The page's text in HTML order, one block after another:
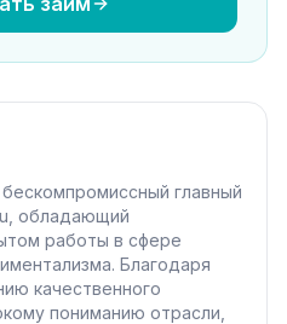
главный
обладающий
работы в сфере
Благодаря
качественного
пониманию отрасли,